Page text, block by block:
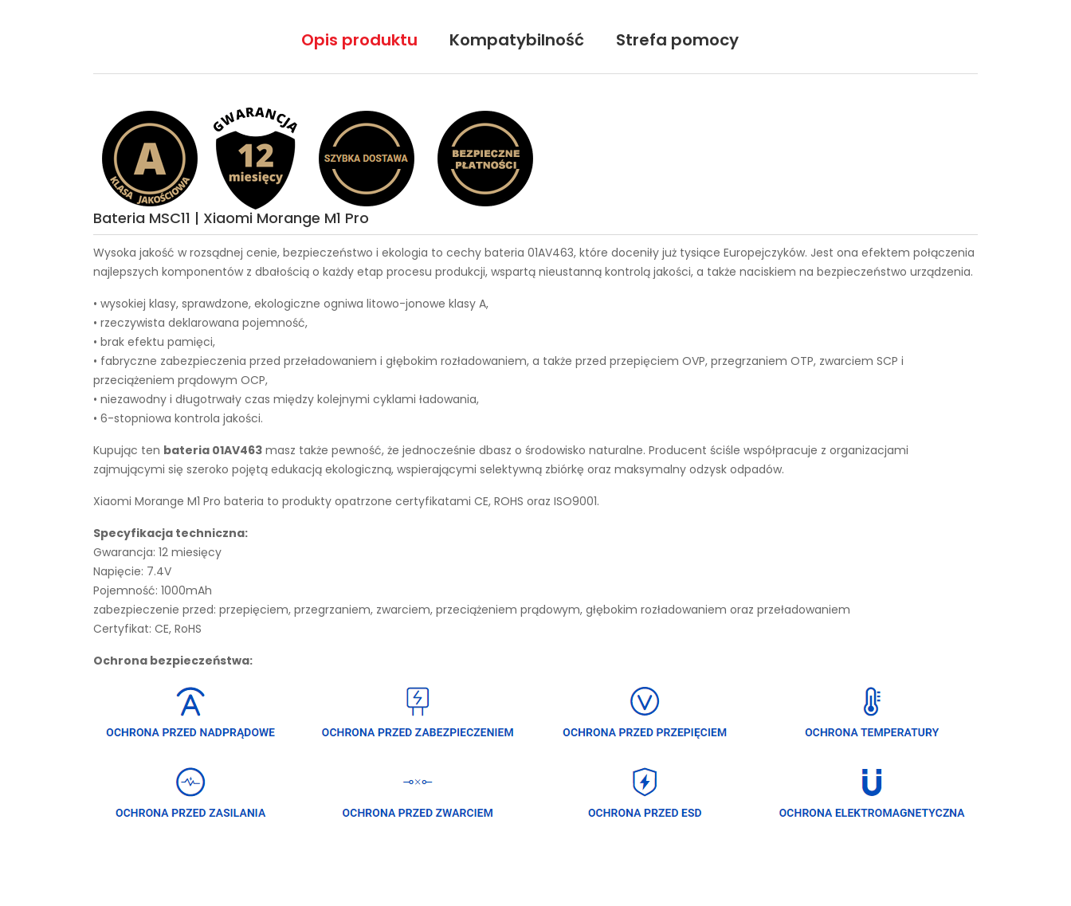
Opis produktu Kompatybilność Strefa pomocy
Bateria MSC11 | Xiaomi Morange M1 Pro
Wysoka jakość w rozsądnej cenie, bezpieczeństwo i ekologia to cechy bateria 01AV463, które doceniły już tysiące Europejczyków. Jest ona efektem połączenia
najlepszych komponentów z dbałością o każdy etap procesu produkcji, wspartą nieustanną kontrolą jakości, a także naciskiem na bezpieczeństwo urządzenia.
• wysokiej klasy, sprawdzone, ekologiczne ogniwa litowo-jonowe klasy A,
• rzeczywista deklarowana pojemność,
• brak efektu pamięci,
• fabryczne zabezpieczenia przed przeładowaniem i głębokim rozładowaniem, a także przed przepięciem OVP, przegrzaniem OTP, zwarciem SCP i
przeciążeniem prądowym OCP,
• niezawodny i długotrwały czas między kolejnymi cyklami ładowania,
• 6-stopniowa kontrola jakości.
Kupując ten bateria 01AV463 masz także pewność, że jednocześnie dbasz o środowisko naturalne. Producent ściśle współpracuje z organizacjami
zajmującymi się szeroko pojętą edukacją ekologiczną, wspierającymi selektywną zbiórkę oraz maksymalny odzysk odpadów.
Xiaomi Morange M1 Pro bateria to produkty opatrzone certyfikatami CE, ROHS oraz ISO9001.
Specyfikacja techniczna:
Gwarancja: 12 miesięcy
Napięcie: 7.4V
Pojemność: 1000mAh
zabezpieczenie przed: przepięciem, przegrzaniem, zwarciem, przeciążeniem prądowym, głębokim rozładowaniem oraz przeładowaniem
Certyfikat: CE, RoHS
Ochrona bezpieczeństwa: